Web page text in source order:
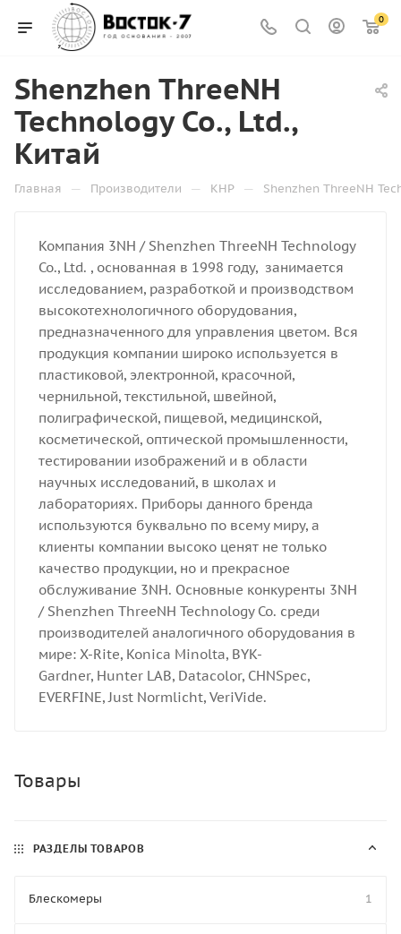
0
Shenzhen ThreeNH
Technology Co., Ltd.,
Китай
Главная — Производители — КНР — Shenzhen ThreeNH
Компания 3NH / Shenzhen ThreeNH Technology
Co., Ltd. , основанная в 1998 году, занимается
исследованием, разработкой и производством
высокотехнологичного оборудования,
предназначенного для управления цветом. Вся
продукция компании широко используется в
пластиковой, электронной, красочной,
чернильной, текстильной, швейной,
полиграфической, пищевой, медицинской,
косметической, оптической промышленности,
тестировании изображений и в области
научных исследований, в школах и
лабораториях. Приборы данного бренда
используются буквально по всему миру, а
клиенты компании высоко ценят не только
качество продукции, но и прекрасное
обслуживание 3NH. Основные конкуренты 3NH
/ Shenzhen ThreeNH Technology Co. среди
производителей аналогичного оборудования в
мире: X-Rite, Konica Minolta, BYK-
Gardner, Hunter LAB, Datacolor, CHNSpec,
EVERFINE, Just Normlicht, VeriVide.
Товары
РАЗДЕЛЫ ТОВАРОВ
Блескомеры 1